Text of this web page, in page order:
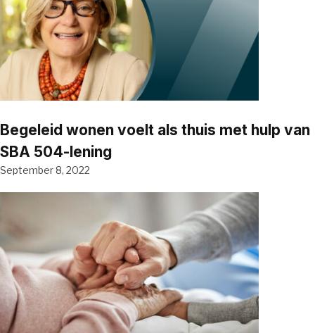
Begeleid wonen voelt als thuis met hulp van
SBA 504-lening
September 8, 2022